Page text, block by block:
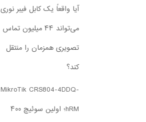
آیا واقعاً یک کابل فیبر نوری
می‌تواند ۴۴ میلیون تماس
تصویری همزمان را منتقل
کند؟
MikroTik CRS804-4DDQ-
hRM؛ اولین سوئیچ ۴۰۰